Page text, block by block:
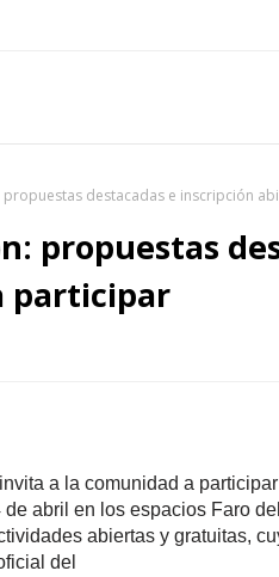
propuestas destacadas e inscripción
propuestas
participar
a la comunidad a
abril en los espacios Faro
abiertas y gratuitas,
del